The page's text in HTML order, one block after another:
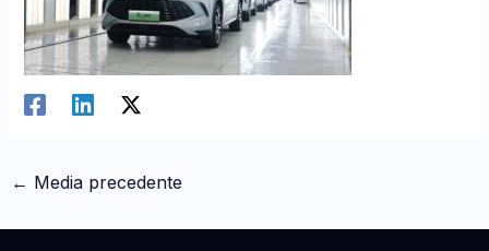
← Media precedente